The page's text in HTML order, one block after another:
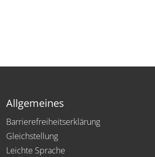
Allgemeines
Barrierefreiheitserklärung
Gleichstellung
Leichte Sprache